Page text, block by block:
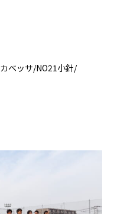
カベッサ/NO21 小針/